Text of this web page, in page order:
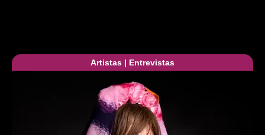
Artistas | Entrevistas